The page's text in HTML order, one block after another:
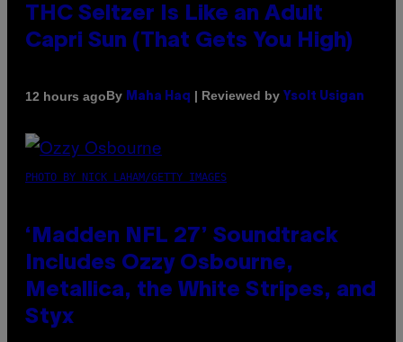
THC Seltzer Is Like an Adult
Capri Sun (That Gets You High)
12 hours agoBy Maha Haq | Reviewed by Ysolt Usigan
PHOTO BY NICK LAHAM/GETTY IMAGES
‘Madden NFL 27’ Soundtrack
Includes Ozzy Osbourne,
Metallica, the White Stripes, and
Styx